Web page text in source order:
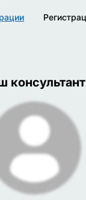
консультант